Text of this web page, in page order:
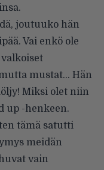
joutuuko hän
Vai enkö ole
mustat… Hän
Miksi olet niin
up -henkeen.
tämä satutti
meidän
vain